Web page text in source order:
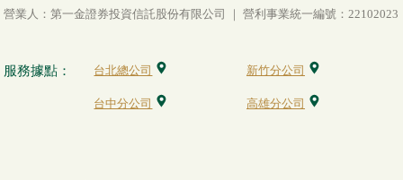
第一金全球水電瓦斯
N類型-配息型-美元
08/05 12.0726 -0.0968
營業人：第一金證券投資信託股份有限公司 ｜ 營利事業統一編號：22102023
服務據點： 台北總公司 新竹分公司
台中分公司 高雄分公司